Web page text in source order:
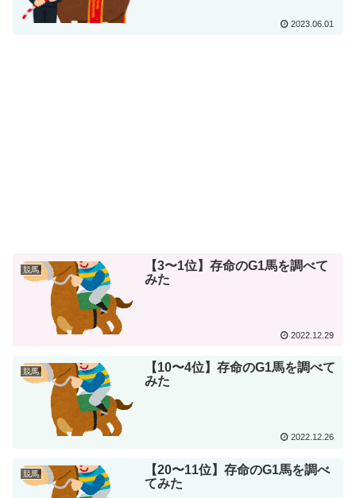
2023.06.01
競馬
【3〜1位】存命のG1馬を調べて
みた
2022.12.29
競馬
【10〜4位】存命のG1馬を調べて
みた
2022.12.26
競馬
【20〜11位】存命のG1馬を調べ
てみた